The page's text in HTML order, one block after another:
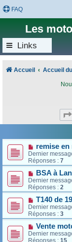
FAQ
Les
Links
Accueil Accueil
remise en
Dernier
Réponses : 7
BSA à
Dernier
Réponses : 2
T140 de
Dernier
Réponses : 3
Vente
Dernier
Réponses : 15